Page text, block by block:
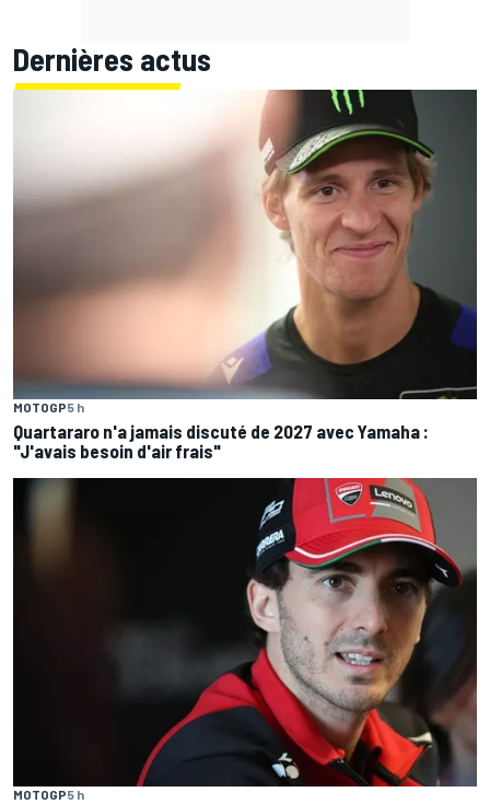
Dernières actus
MOTOGP5 h
Quartararo n'a jamais discuté de 2027 avec Yamaha :
"J'avais besoin d'air frais"
MOTOGP5 h